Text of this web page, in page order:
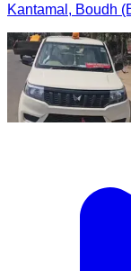
Kantamal, Boudh